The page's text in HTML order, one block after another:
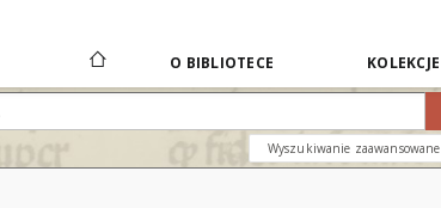
O BIBLIOTECE KOLEKCJE
Wyszukiwanie zaawansowane